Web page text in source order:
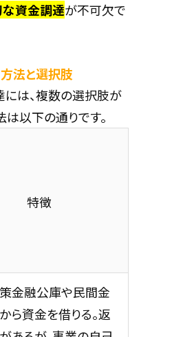
資金調達が不可欠で
法と選択肢
は、複数の選択肢が
は以下の通りです。
特徴
金融公庫や民間金
ら資金を借りる。返